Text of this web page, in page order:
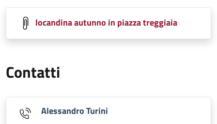
locandina autunno in piazza treggiaia
Contatti
Alessandro Turini